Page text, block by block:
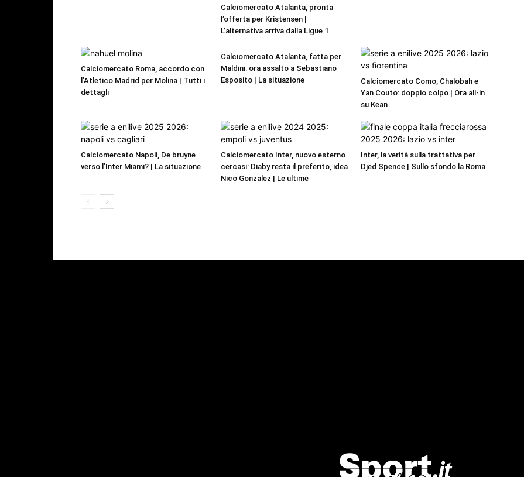
Calciomercato Atalanta, pronta
l’offerta per Kristensen |
L’alternativa arriva dalla Ligue 1
Calciomercato Roma, accordo con
l’Atletico Madrid per Molina | Tutti i
dettagli
Calciomercato Atalanta, fatta per
Maldini: ora assalto a Sebastiano
Esposito | La situazione
Calciomercato Como, Chalobah e
Yan Couto: doppio colpo | Ora all-in
su Kean
Calciomercato Napoli, De bruyne
verso l’Inter Miami? | La situazione
Calciomercato Inter, nuovo esterno
cercasi: Diaby resta il preferito, idea
Nico Gonzalez | Le ultime
Inter, la verità sulla trattativa per
Djed Spence | Sullo sfondo la Roma